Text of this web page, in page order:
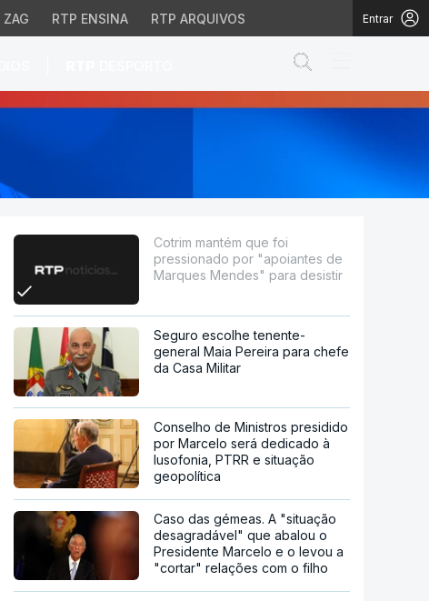
RTP ENSINA RTP ARQUIVOS Entrar
de Marques
Cotrim mantém que foi
pressionado por "apoiantes de
Marques Mendes" para desistir
Seguro escolhe tenente-
general Maia Pereira para chefe
da Casa Militar
Conselho de Ministros presidido
por Marcelo será dedicado à
lusofonia, PTRR e situação
geopolítica
Caso das gémeas. A "situação
desagradável" que abalou o
Presidente Marcelo e o levou a
"cortar" relações com o filho